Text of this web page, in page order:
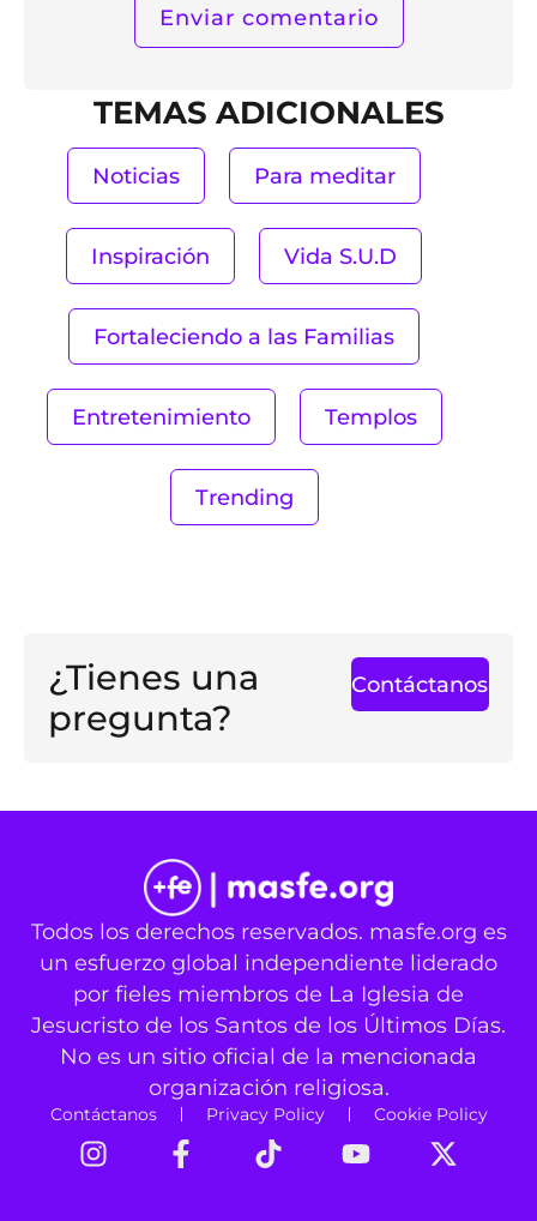
TEMAS ADICIONALES
Noticias Para meditar
Inspiración Vida S.U.D
Fortaleciendo a las Familias
Entretenimiento Templos
Trending
¿Tienes una
pregunta?
Contáctanos
Todos los derechos reservados. masfe.org es
un esfuerzo global independiente liderado
por fieles miembros de La Iglesia de
Jesucristo de los Santos de los Últimos Días.
No es un sitio oficial de la mencionada
organización religiosa.
Contáctanos Privacy Policy Cookie Policy